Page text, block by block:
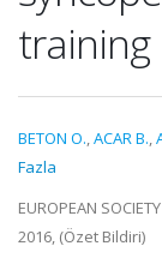
training
BETON O.,ACAR B.,
Fazla
EUROPEAN
2016, (Özet Bildiri)